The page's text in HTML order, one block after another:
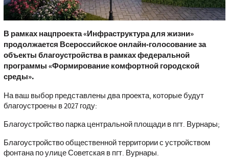
Врамках нацпроекта «Инфраструктура для жизни»
продолжается Всероссийское онлайн-голосование за
объекты благоустройства в рамках федеральной
программы «Формирование комфортной городской
среды».
На ваш выбор представлены два проекта, которые будут
благоустроены в 2027 году:
Благоустройство парка центральной площади в пгт. Вурнары;
Благоустройство общественной территории с устройством
фонтана по улице Советская в пгт. Вурнары.